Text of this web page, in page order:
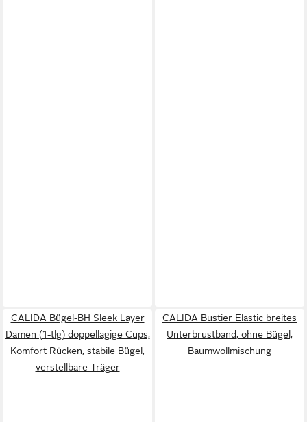
CALIDA Bügel-BH Sleek Layer
Damen (1-tlg) doppellagige Cups,
Komfort Rücken, stabile Bügel,
verstellbare Träger
CALIDA Bustier Elastic breites
Unterbrustband, ohne Bügel,
Baumwollmischung